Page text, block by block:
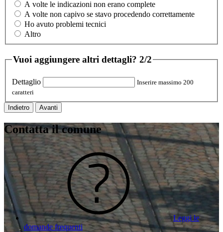
A volte le indicazioni non erano complete
A volte non capivo se stavo procedendo correttamente
Ho avuto problemi tecnici
Altro
Vuoi aggiungere altri dettagli? 2/2
Dettaglio
Inserire massimo 200
caratteri
Indietro Avanti
Contatta il comune
Leggi le
domande frequenti